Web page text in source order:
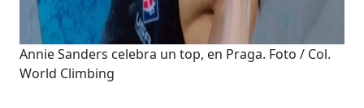
Annie Sanders celebra un top, en Praga. Foto / Col.
World Climbing